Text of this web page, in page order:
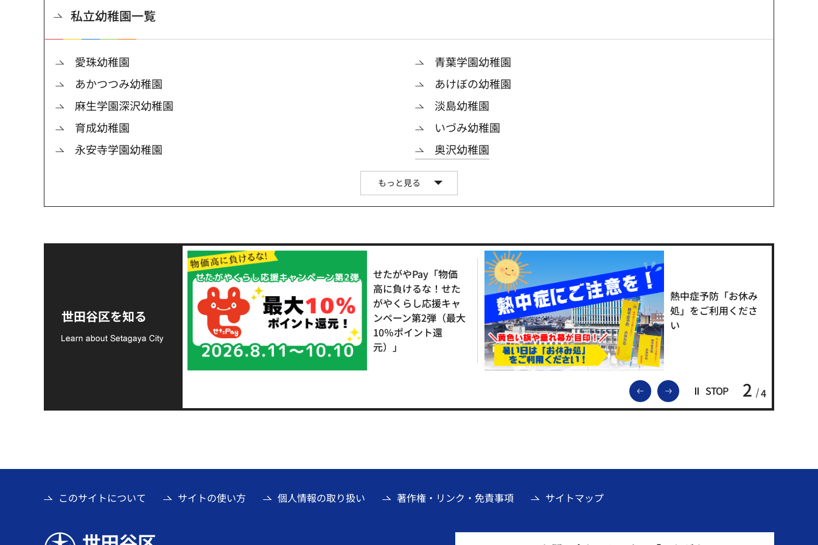
私立幼稚園一覧
愛珠幼稚園
青葉学園幼稚園
あかつつみ幼稚園
あけぼの幼稚園
麻生学園深沢幼稚園
淡島幼稚園
育成幼稚園
いづみ幼稚園
永安寺学園幼稚園
奥沢幼稚園
もっと見る
世田谷区を知る
前のスライドを表示
次のスライドを表示
STOP 2 4
支援金の募集につい
て
せたがやPay「物価
高に負けるな！せた
がやくらし応援キャ
ンペーン第2弾（最大
10％ポイント還
元）」
熱中症予防「お休み
処」をご利用くださ
い
このサイトについて サイトの使い方 個人情報の取り扱い 著作権・リンク・免責事項 サイトマップ